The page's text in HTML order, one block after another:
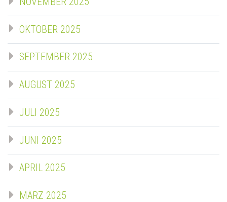
OKTOBER 2025
SEPTEMBER 2025
AUGUST 2025
JULI 2025
JUNI 2025
APRIL 2025
MÄRZ 2025